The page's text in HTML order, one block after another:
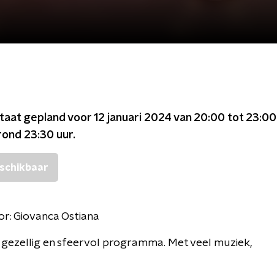
gepland voor 12 januari 2024 van 20:00 tot 23:00
23:30 uur.
Giovanca Ostiana
en sfeervol programma. Met veel muziek,